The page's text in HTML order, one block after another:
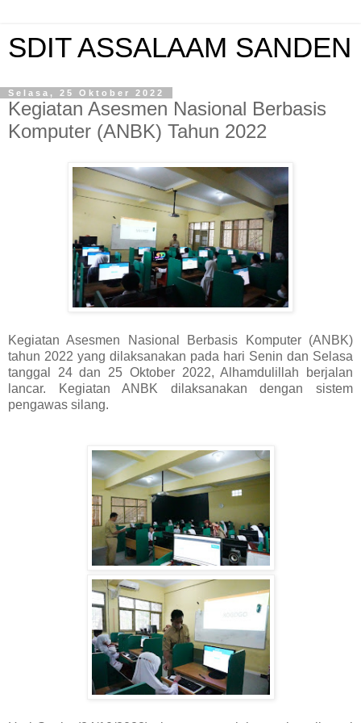
SDIT ASSALAAM SANDEN
Selasa, 25 Oktober 2022
Kegiatan Asesmen Nasional Berbasis
Komputer (ANBK) Tahun 2022
Kegiatan Asesmen Nasional Berbasis Komputer (ANBK)
tahun 2022 yang dilaksanakan pada hari Senin dan Selasa
tanggal 24 dan 25 Oktober 2022, Alhamdulillah berjalan
lancar. Kegiatan ANBK dilaksanakan dengan sistem
pengawas silang.